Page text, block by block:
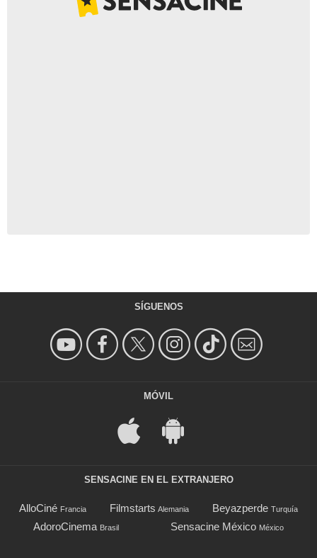
SÍGUENOS
MÓVIL
SENSACINE EN EL EXTRANJERO
AlloCiné Francia Filmstarts Alemania Beyazperde Turquía
AdoroCinema Brasil Sensacine México México